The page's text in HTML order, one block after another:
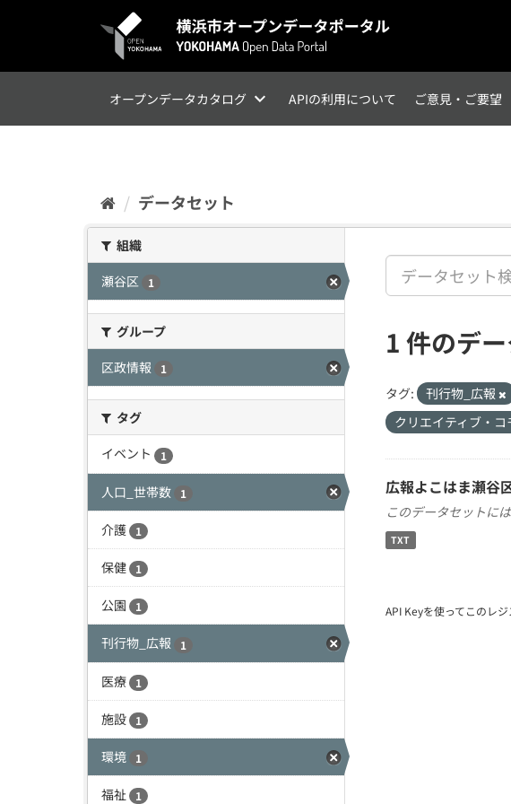
オープンデータカタログ APIの利用について ご意見・ご要望
データセット
組織
瀬谷区
1
グループ
区政情報
1
タグ
イベント
1
人口_世帯数 1
介護 1
保健 1
公園 1
刊行物_広報 1
医療 1
施設 1
環境 1
福祉 1
1 件のデ
タグ: 刊行物_広報
クリエイティブ・コ
広報よこはま瀬谷
このデータセットに
TXT
API Keyを使ってこのレ